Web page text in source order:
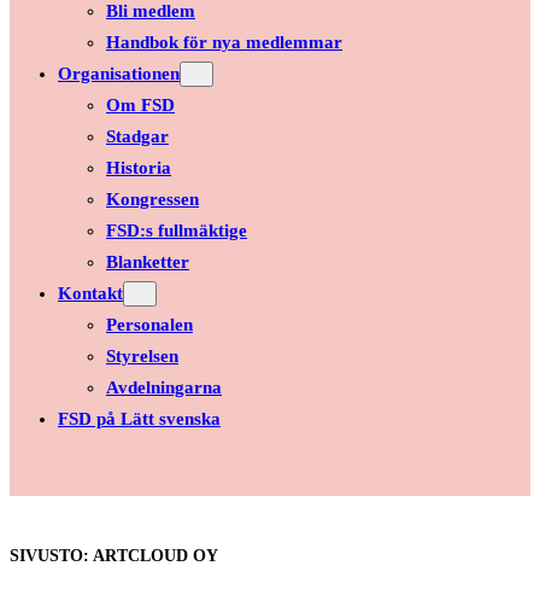
Bli medlem
Handbok för nya medlemmar
Organisationen
Om FSD
Stadgar
Historia
Kongressen
FSD:s fullmäktige
Blanketter
Kontakt
Personalen
Styrelsen
Avdelningarna
FSD på Lätt svenska
SIVUSTO: ARTCLOUD OY